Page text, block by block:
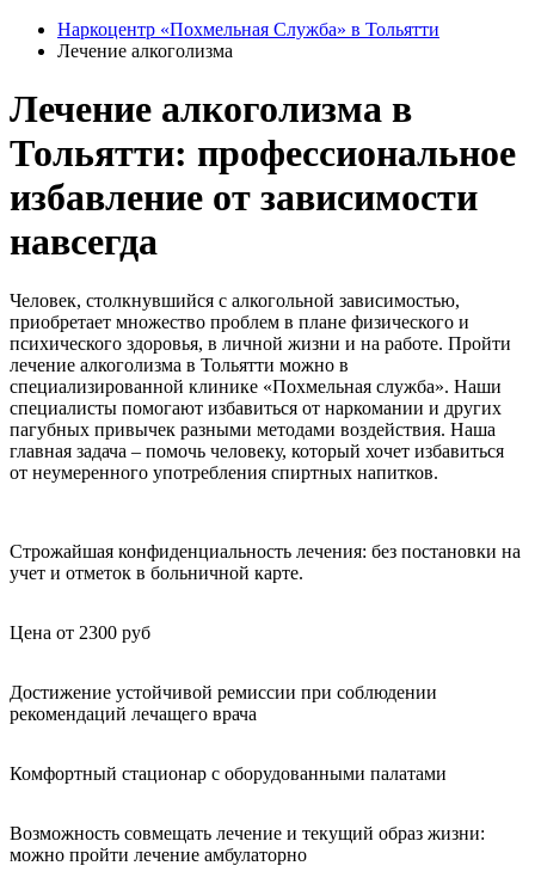
Наркоцентр «Похмельная Служба» в Тольятти
Лечение алкоголизма
Лечение алкоголизма в
Тольятти: профессиональное
избавление от зависимости
навсегда
Человек, столкнувшийся с алкогольной зависимостью,
приобретает множество проблем в плане физического и
психического здоровья, в личной жизни и на работе. Пройти
лечение алкоголизма в Тольятти можно в
специализированной клинике «Похмельная служба». Наши
специалисты помогают избавиться от наркомании и других
пагубных привычек разными методами воздействия. Наша
главная задача – помочь человеку, который хочет избавиться
от неумеренного употребления спиртных напитков.
Строжайшая конфиденциальность лечения: без постановки на
учет и отметок в больничной карте.
Цена от 2300 руб
Достижение устойчивой ремиссии при соблюдении
рекомендаций лечащего врача
Комфортный стационар с оборудованными палатами
Возможность совмещать лечение и текущий образ жизни:
можно пройти лечение амбулаторно